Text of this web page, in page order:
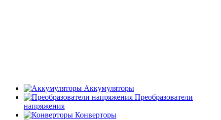
Аккумуляторы
Преобразователи
напряжения
Конверторы